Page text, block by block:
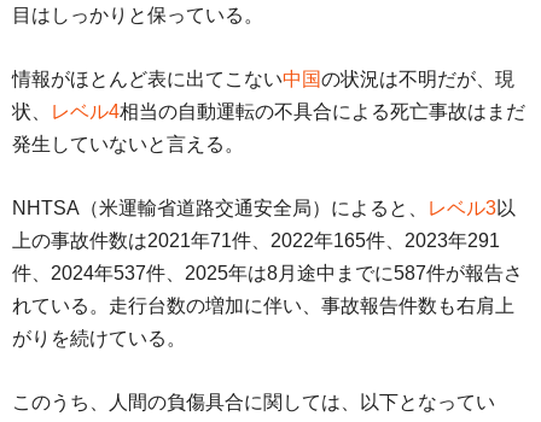
目はしっかりと保っている。
情報がほとんど表に出てこない中国の状況は不明だが、現
状、
レベル4相当の自動運転の不具合による死亡事故はまだ
発生していないと言える。
NHTSA（米運輸省道路交通安全局）によると、 レベル3以
上の事故件数は2021年71件、2022年165件、2023年291
件、2024年537件、2025年は8月途中までに587件が報告さ
れている。走行台数の増加に伴い、事故報告件数も右肩上
がりを続けている。
このうち、人間の負傷具合に関しては、以下となってい